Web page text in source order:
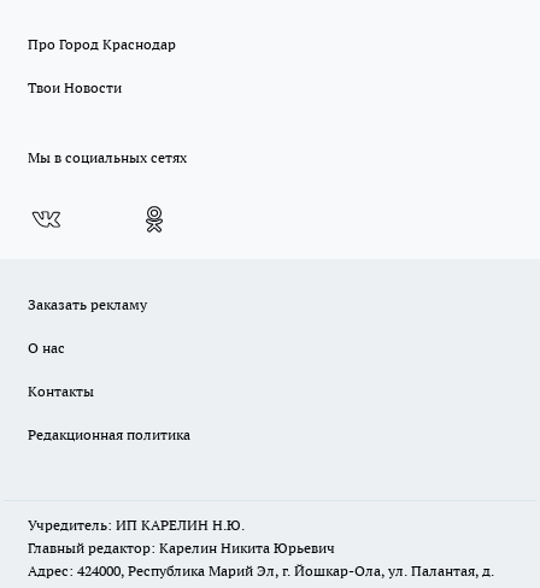
Про Город Краснодар
Твои Новости
Мы в социальных сетях
Заказать рекламу
О нас
Контакты
Редакционная политика
Учредитель: ИП КАРЕЛИН Н.Ю.
Главный редактор: Карелин Никита Юрьевич
Адрес: 424000, Республика Марий Эл, г. Йошкар-Ола, ул. Палантая, д.